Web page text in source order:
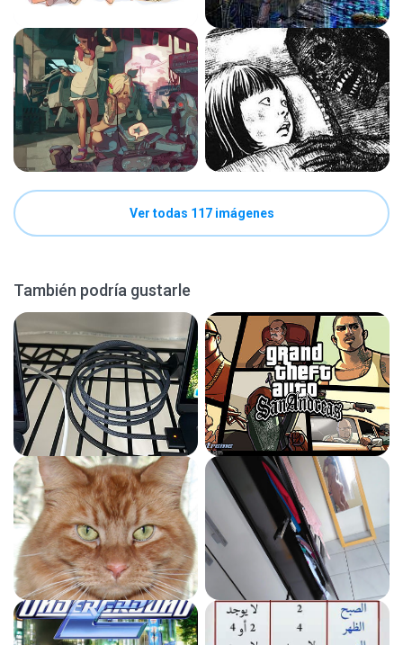
Ver todas 117 imágenes
También podría gustarle